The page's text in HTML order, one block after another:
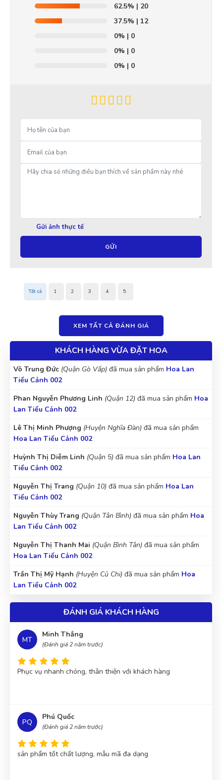
62.5% | 20
37.5% | 12
0% | 0
0% | 0
0% | 0
Gửi ảnh thực tế
GỬI
Tất cả 1 2 3 4 5
XEM TẤT CẢ ĐÁNH GIÁ
KHÁCH HÀNG VỪA ĐẶT HOA
Võ Trung Đức (Quận Gò Vấp) đã mua sản phẩm Hoa Lan
Tiểu Cảnh 002
Phan Nguyễn Phương Linh (Quận 12) đã mua sản phẩm Hoa
Lan Tiểu Cảnh 002
Lê Thị Minh Phượng (Huyện Nghĩa Đàn) đã mua sản phẩm
Hoa Lan Tiểu Cảnh 002
Huỳnh Thị Diễm Linh (Quận 5) đã mua sản phẩm Hoa Lan
Tiểu Cảnh 002
Nguyễn Thị Trang (Quận 10) đã mua sản phẩm Hoa Lan
Tiểu Cảnh 002
Nguyễn Thùy Trang (Quận Tân Bình) đã mua sản phẩm Hoa
Lan Tiểu Cảnh 002
Nguyễn Thị Thanh Mai (Quận Bình Tân) đã mua sản phẩm
Hoa Lan Tiểu Cảnh 002
Trần Thị Mỹ Hạnh (Huyện Củ Chi) đã mua sản phẩm Hoa
Lan Tiểu Cảnh 002
ĐÁNH GIÁ KHÁCH HÀNG
MT
Minh Thắng
(Đánh giá 2 năm trước)
Phục vụ nhanh chóng, thân thiện với khách hàng
PQ
Phú Quốc
(Đánh giá 2 năm trước)
sản phẩm tốt chất lượng, mẫu mã đa dạng